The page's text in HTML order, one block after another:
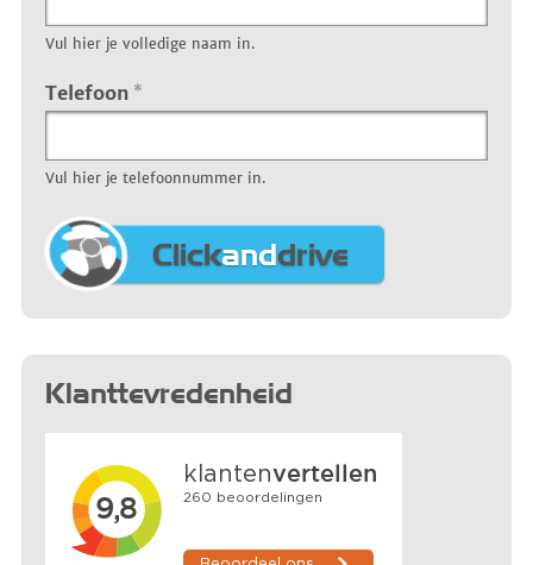
Vul hier je volledige naam in.
Telefoon *
Vul hier je telefoonnummer in.
Clickanddrive
Klanttevredenheid